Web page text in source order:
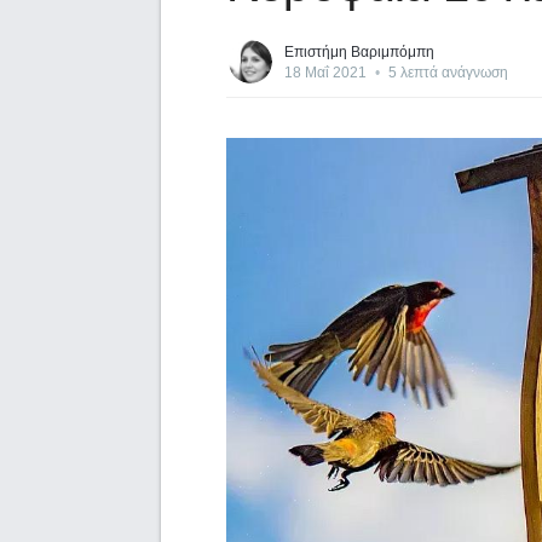
Επιστήμη Βαριμπόμπη
18 Μαΐ 2021 • 5 λεπτά ανάγνωση